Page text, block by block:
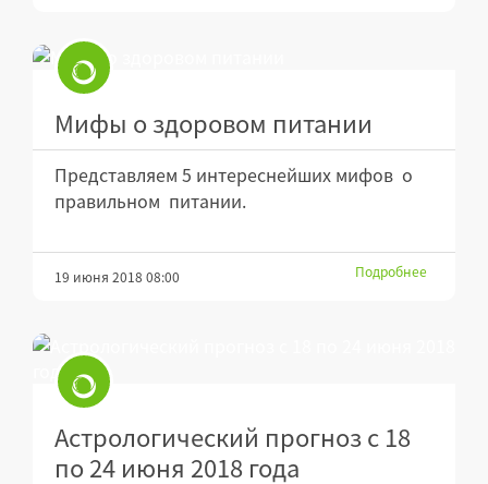
Мифы о здоровом питании
Представляем 5 интереснейших мифов о
правильном питании.
19 июня 2018 08:00 Подробнее
Астрологический прогноз с 18
по 24 июня 2018 года